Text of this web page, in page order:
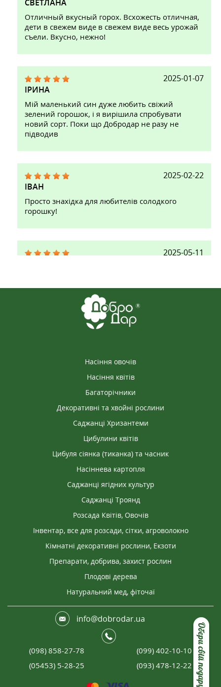
Обери свій подарунок
СВЕТЛАНА
Отличный вкусный горох. Всхожесть отличная,
дети в свежем виде в свежем виде весь урожай
съели. Вкусно, нежно!
2025-01-07
ІРИНА
Мій маленький син дуже любить свіжий
зелений горошок, і я вирішила спробувати
новий сорт. Поки що Добродар не разу не
підводив
2025-02-22
ІВАН
Просто знахідка для любителів солодкого
горошку!
2025-05-11
зарекомендував цей сорт. Гарно зійшов, дружно
цвів, має найбільше стручків. Правда стручки
Насіння овочів
Насіння квітів
Багаторічники
Декоративні та хвойні рослини
Саджанці Хризантеми
Цибулини квітів
Цибуля сіянка (тиканка) та часник
Насіннева картопля
Саджанці ягідних культур
Саджанці Троянд
Розсада Квітів, Овочів
Інвентар, все для розсади, сітки, агроволокно
Кімнатні декоративні рослини, Екзоти
Препарати, добрива, захист рослин
Плодові дерева
Натуральний мед, фіточаї
info@dobrodar.ua
(098) 858-27-78
(099) 402-10-10
(05453) 5-28-25
(093) 478-12-22